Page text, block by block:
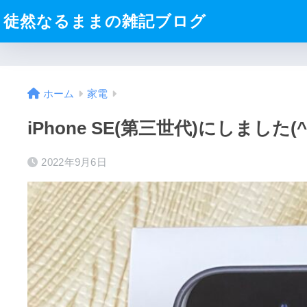
徒然なるままの雑記ブログ
ホーム 家電
iPhone SE(第三世代)にしました
2022年9月6日